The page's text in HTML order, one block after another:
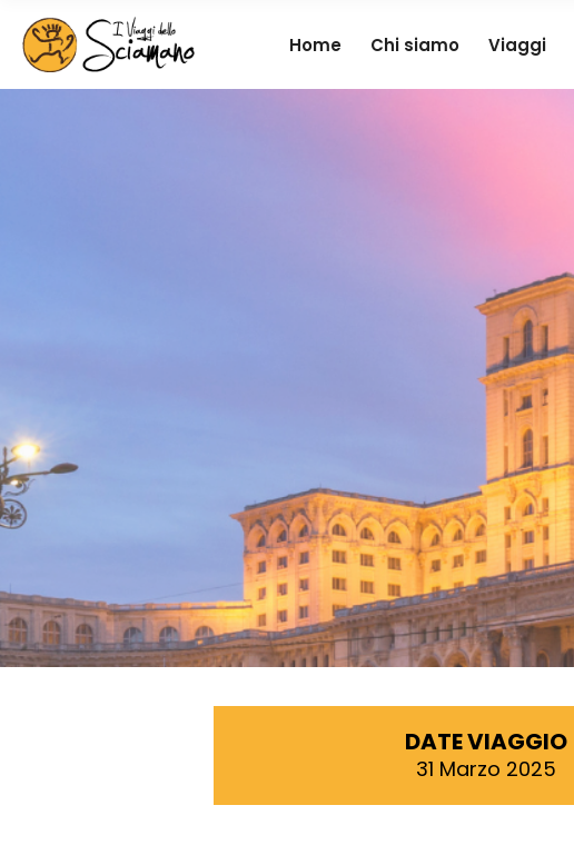
Home Chi siamo Viaggi
DATE VIAGGIO
31 Marzo 2025